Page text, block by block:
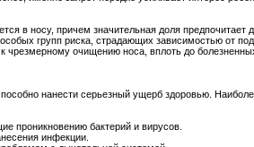
в носу, причем значительная доля предпочитает
групп риска, страдающих зависимостью от
очищению носа, вплоть до
нанести серьезный ущерб здоровью.
проникновению бактерий и вирусов.
инфекции.